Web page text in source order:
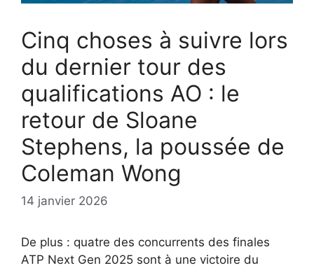
Cinq choses à suivre lors
du dernier tour des
qualifications AO : le
retour de Sloane
Stephens, la poussée de
Coleman Wong
14 janvier 2026
De plus : quatre des concurrents des finales
ATP Next Gen 2025 sont à une victoire du